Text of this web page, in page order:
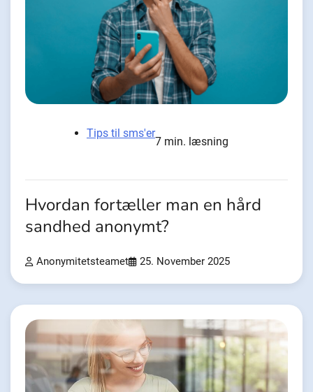
Tips til sms'er
7 min. læsning
Hvordan fortæller man en hård
sandhed anonymt?
Anonymitetsteamet 25. November 2025